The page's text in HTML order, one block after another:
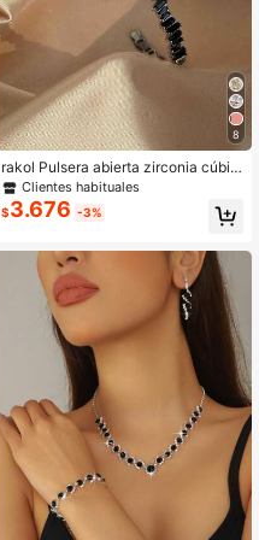
8
rakol Pulsera abierta zirconia cúbic
a adorno para mujeres para fiesta b
anquete boda
Clientes habituales
$3.676 -3%